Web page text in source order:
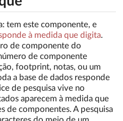
tem este componente, e
à medida que digita.
de componente do
de componente
footprint, notas, ou um
a base de dados responde
de pesquisa vive no
aparecem à medida que
de componentes. A pesquisa